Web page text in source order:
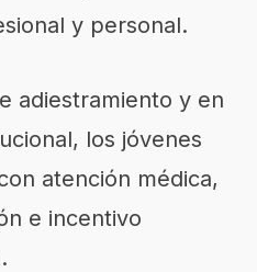
y personal.
adiestramiento y en
los jóvenes
atención médica,
e incentivo